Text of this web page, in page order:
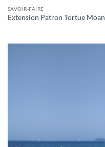
SAVOIR-FAIRE
Extension Patron Tortue